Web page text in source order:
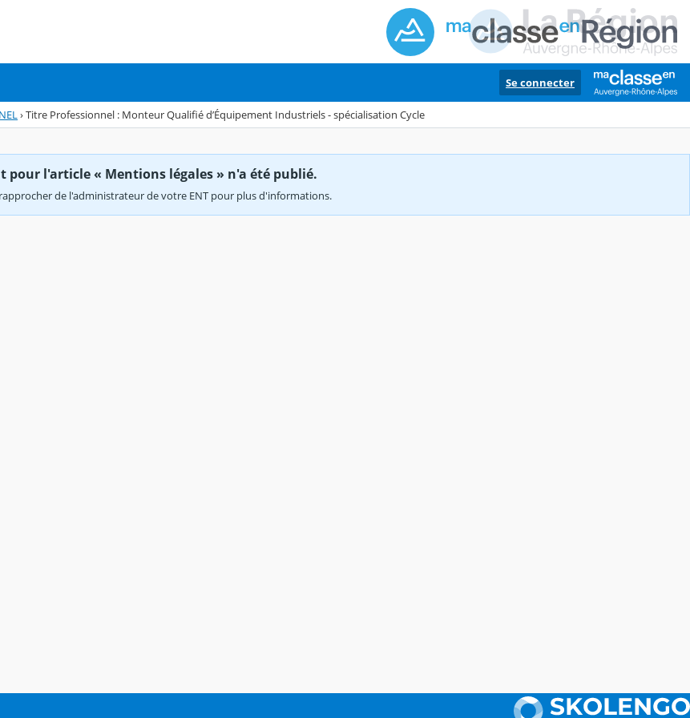
Se connecter
›Titre Professionnel : Monteur Qualifié d’Équipement Industriels - spécialisation Cycle
pour l'article « Mentions légales » n'a été publié.
de l'administrateur de votre ENT pour plus d'informations.